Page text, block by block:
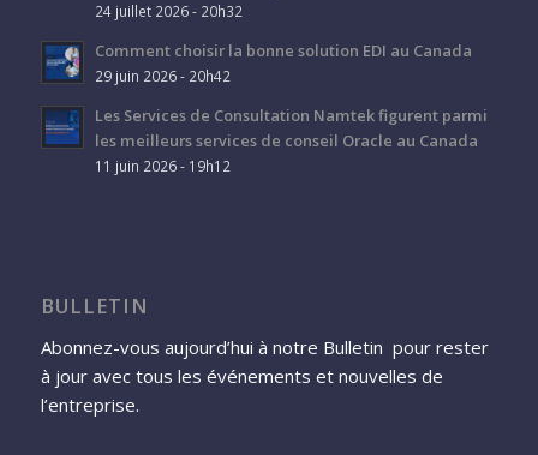
24 juillet 2026 - 20h32
Comment choisir la bonne solution EDI au Canada
29 juin 2026 - 20h42
Les Services de Consultation Namtek figurent parmi
les meilleurs services de conseil Oracle au Canada
11 juin 2026 - 19h12
BULLETIN
Abonnez-vous aujourd’hui à notre Bulletin pour rester
à jour avec tous les événements et nouvelles de
l’entreprise.